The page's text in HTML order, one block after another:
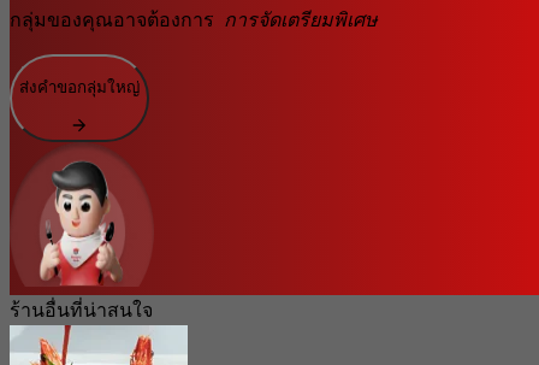
กลุ่มของคุณอาจต้องการ การจัดเตรียมพิเศษ
ส่งคำขอกลุ่มใหญ่
ร้านอื่นที่น่าสนใจ